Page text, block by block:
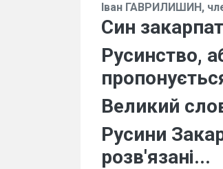
Іван ГАВРИЛИШИН,
Син
Русинство,
Великий
Русини
розв'язані...